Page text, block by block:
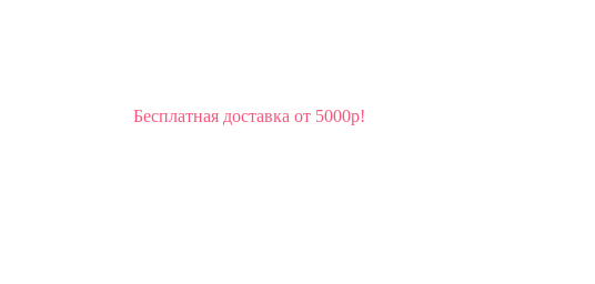
Бесплатная доставка от 5000р!